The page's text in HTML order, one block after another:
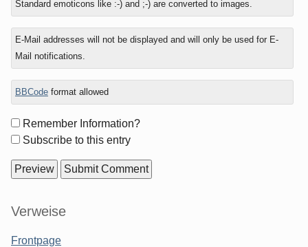
Standard emoticons like :-) and ;-) are converted to images.
E-Mail addresses will not be displayed and will only be used for E-
Mail notifications.
BBCodeformat allowed
Form
options
Remember Information?
Subscribe to this entry
Sidebar
Verweise
Frontpage